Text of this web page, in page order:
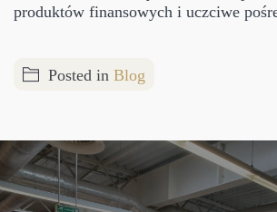
produktów finansowych i uczciwe
Posted in Blog